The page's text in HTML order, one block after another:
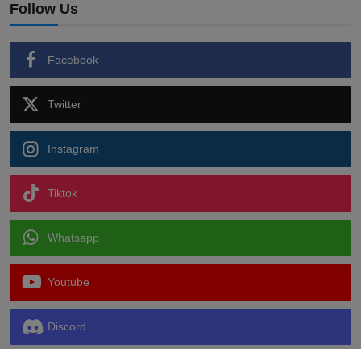
Follow Us
Facebook
Twitter
Instagram
Tiktok
Whatsapp
Youtube
Discord